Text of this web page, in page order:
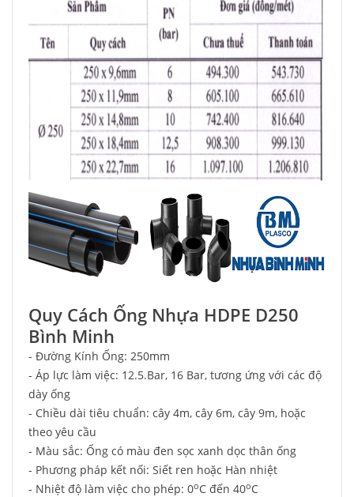
Quy Cách Ống Nhựa HDPE D250
Bình Minh
- Đường Kính Ống: 250mm
- Áp lực làm việc: 12.5.Bar, 16 Bar, tương ứng với các độ
dày ống
- Chiều dài tiêu chuẩn: cây 4m, cây 6m, cây 9m, hoặc
theo yêu cầu
- Màu sắc: Ống có màu đen sọc xanh dọc thân ống
- Phương pháp kết nối: Siết ren hoặc Hàn nhiệt
- Nhiệt độ làm việc cho phép: 0oC đến 40oC